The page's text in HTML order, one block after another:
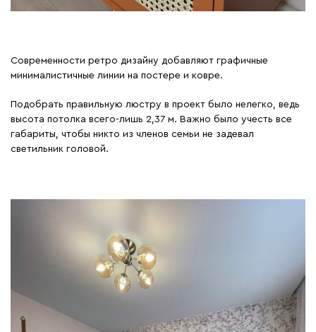
Современности ретро дизайну добавляют графичные
минималистичные линии на постере и ковре.
Подобрать правильную люстру в проект было нелегко, ведь
высота потолка всего-лишь 2,37 м. Важно было учесть все
габариты, чтобы никто из членов семьи не задевал
светильник головой.